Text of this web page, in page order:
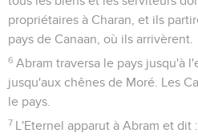
propriétaires à Charan, et ils
pays de Canaan, où ils arrivèrent.
6 Abram traversa le pays jusqu'à
jusqu'aux chênes de Moré. Les
le pays.
7 L'Eternel apparut à Abram et dit